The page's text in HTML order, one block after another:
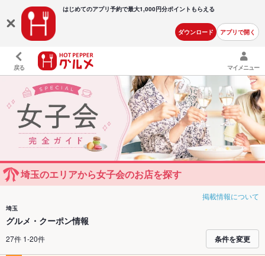
はじめてのアプリ予約で最大1,000円分ポイントもらえる
ダウンロード アプリで開く
戻る マイメニュー
埼玉のエリアから女子会のお店を探す
掲載情報について
埼玉
グルメ・クーポン情報
27件 1-20件 条件を変更